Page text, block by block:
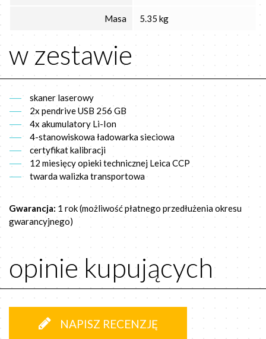
Masa 5.35 kg
w zestawie
skaner laserowy
2x pendrive USB 256 GB
4x akumulatory Li-Ion
4-stanowiskowa ładowarka sieciowa
certyfikat kalibracji
12 miesięcy opieki technicznej Leica CCP
twarda walizka transportowa
Gwarancja: 1 rok (możliwość płatnego przedłużenia okresu
gwarancyjnego)
opinie kupujących
NAPISZ RECENZJĘ